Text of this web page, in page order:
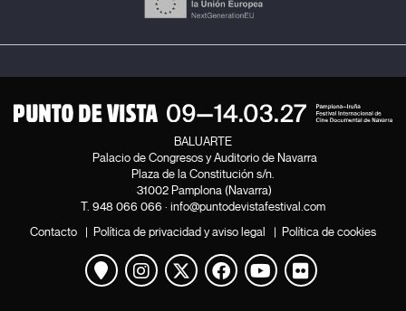
BALUARTE
Palacio de Congresos y Auditorio de Navarra
Plaza de la Constitución s/n.
31002 Pamplona (Navarra)
T. 948 066 066 · info@puntodevistafestival.com
Contacto | Política de privacidad y aviso legal | Política de cookies
Ver mapa
Instagram
Twitter
Facebook
Youtube
Flickr